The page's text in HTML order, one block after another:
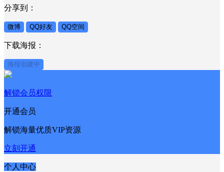
分享到：
微博 QQ好友 QQ空间
下载海报：
海报创建中
解锁会员权限
开通会员
解锁海量优质VIP资源
立刻开通
个人中心